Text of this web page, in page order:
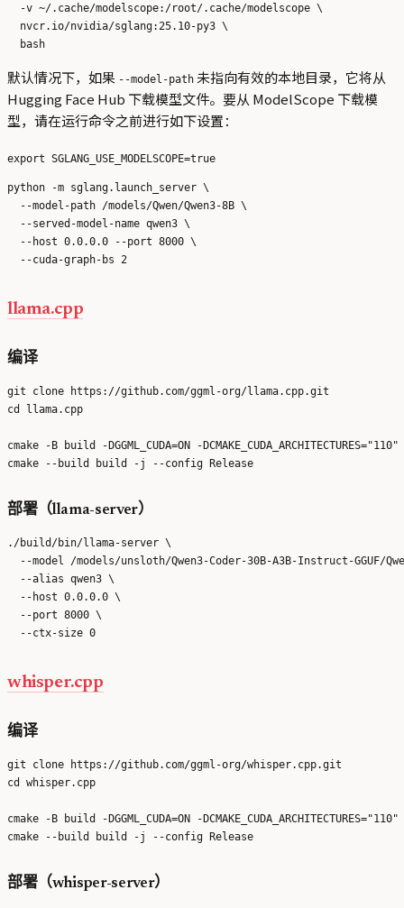
  -v ~/.cache/modelscope:/root/.cache/modelscope \
  nvcr.io/nvidia/sglang:25.10-py3 \
默认情况下，如果 --model-path 未指向有效的本地目录，它将从
Hugging Face Hub 下载模型文件。要从 ModelScope 下载模
型，请在运行命令之前进行如下设置：
python -m sglang.launch_server \
  --model-path /models/Qwen/Qwen3-8B \
  --served-model-name qwen3 \
  --host 0.0.0.0 --port 8000 \
llama.cpp
编译
git clone https://github.com/ggml-org/llama.cpp.git
cd llama.cpp
cmake -B build -DGGML_CUDA=ON -DCMAKE_CUDA_ARCHITECTURES="110"
部署（llama-server）
./build/bin/llama-server \
--model /models/unsloth/Qwen3-Coder-30B-A3B-Instruct-GGUF/
  --alias qwen3 \
  --host 0.0.0.0 \
  --port 8000 \
whisper.cpp
编译
git clone https://github.com/ggml-org/whisper.cpp.git
cd whisper.cpp
cmake -B build -DGGML_CUDA=ON -DCMAKE_CUDA_ARCHITECTURES="110"
部署（whisper-server）